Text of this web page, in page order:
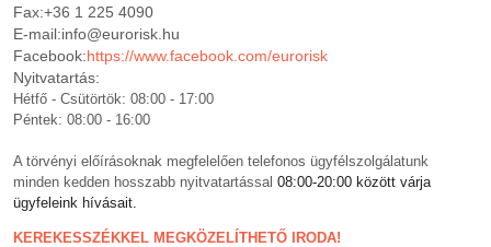
Fax:+36 1 225 4090
E-mail:info@eurorisk.hu
Facebook:https://www.facebook.com/eurorisk
Nyitvatartás:
Hétfő - Csütörtök: 08:00 - 17:00
Péntek: 08:00 - 16:00
A törvényi előírásoknak megfelelően telefonos ügyfélszolgálatunk
minden kedden hosszabb nyitvatartással 08:00-20:00 között várja
ügyfeleink hívásait.
KEREKESSZÉKKEL MEGKÖZELÍTHETŐ IRODA!